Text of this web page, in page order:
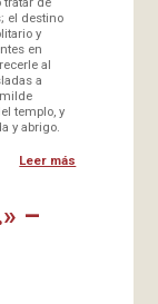
el destino
y
en
al
a
templo, y
y abrigo.
Leer más
–